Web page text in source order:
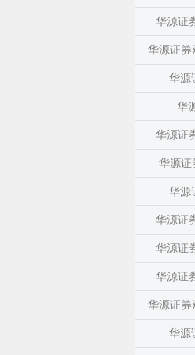
华源证
华源证券
华源
华
华源证
华源证
华源
华源证
华源证
华源证
华源证券
华源